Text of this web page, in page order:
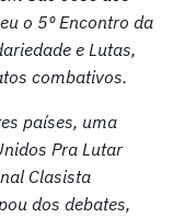
o 5º Encontro da
e Lutas,
combativos.
países, uma
Pra Lutar
Clasista
dos debates,